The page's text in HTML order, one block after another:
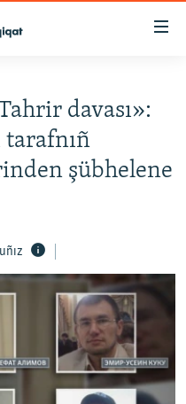
davası»:
tarafnıñ
şübhelene